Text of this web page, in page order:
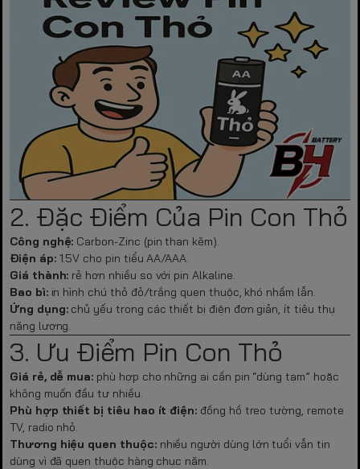
2. Đặc Điểm Của Pin Con Thỏ
Công nghệ: Carbon-Zinc (pin than kẽm).
Điện áp:1.5V cho pin tiểu AA/AAA.
Giá thành: rẻ hơn nhiều so với pin Alkaline.
Bao bì:in hình chú thỏ đỏ/trắng quen thuộc, khó nhầm lẫn.
Ứng dụng:chủ yếu trong các thiết bị điện đơn giản, ít tiêu thụ
năng lượng.
3. Ưu Điểm Pin Con Thỏ
Giá rẻ, dễ mua: phù hợp cho những ai cần pin “dùng tạm” hoặc
không muốn đầu tư nhiều.
Phù hợp thiết bị tiêu hao ít điện: đồng hồ treo tường, remote
TV, radio nhỏ.
Thương hiệu quen thuộc:nhiều người dùng lớn tuổi vẫn tin
dùng vì đã quen thuộc hàng chục năm.